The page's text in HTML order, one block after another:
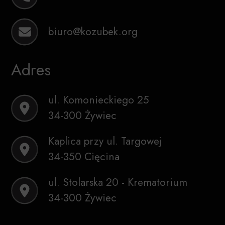
biuro@kozubek.org
Adres
ul. Komonieckiego 25
34-300 Żywiec
Kaplica przy ul. Targowej
34-350 Cięcina
ul. Stolarska 20 - Krematorium
34-300 Żywiec